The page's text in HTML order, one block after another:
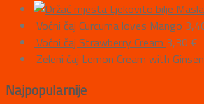
Ljekovito bilje
Voćni čaj Curcuma loves Mango
Voćni čaj Strawberry Cream 3,30 €
Zeleni čaj Lemon Cream with
Najpopularnije